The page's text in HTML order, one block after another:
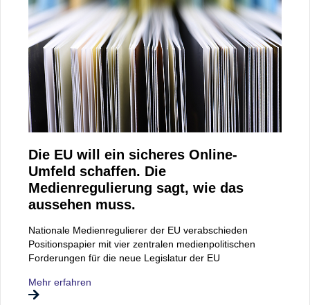
Die EU will ein sicheres Online-
Umfeld schaffen. Die
Medienregulierung sagt, wie das
aussehen muss.
Nationale Medienregulierer der EU verabschieden
Positionspapier mit vier zentralen medienpolitischen
Forderungen für die neue Legislatur der EU
Mehr erfahren